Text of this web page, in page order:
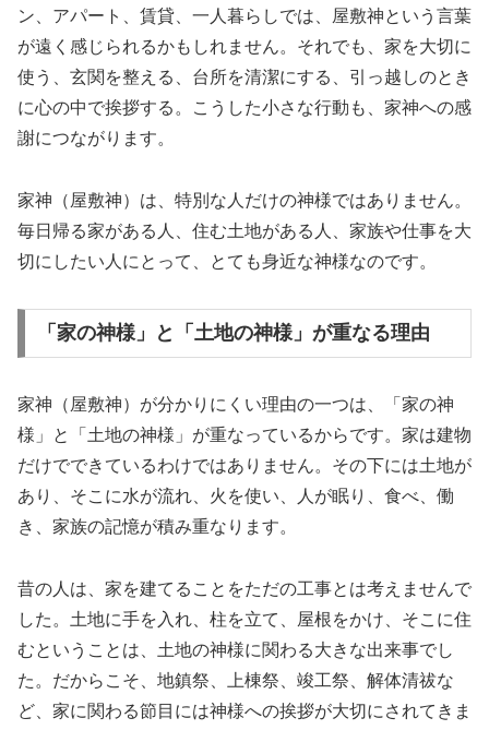
ン、アパート、賃貸、一人暮らしでは、屋敷神という言葉
が遠く感じられるかもしれません。それでも、家を大切に
使う、玄関を整える、台所を清潔にする、引っ越しのとき
に心の中で挨拶する。こうした小さな行動も、家神への感
謝につながります。
家神（屋敷神）は、特別な人だけの神様ではありません。
毎日帰る家がある人、住む土地がある人、家族や仕事を大
切にしたい人にとって、とても身近な神様なのです。
「家の神様」と「土地の神様」が重なる理由
家神（屋敷神）が分かりにくい理由の一つは、「家の神
様」と「土地の神様」が重なっているからです。家は建物
だけでできているわけではありません。その下には土地が
あり、そこに水が流れ、火を使い、人が眠り、食べ、働
き、家族の記憶が積み重なります。
昔の人は、家を建てることをただの工事とは考えませんで
した。土地に手を入れ、柱を立て、屋根をかけ、そこに住
むということは、土地の神様に関わる大きな出来事でし
た。だからこそ、地鎮祭、上棟祭、竣工祭、解体清祓な
ど、家に関わる節目には神様への挨拶が大切にされてきま